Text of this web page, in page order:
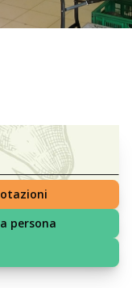
persona